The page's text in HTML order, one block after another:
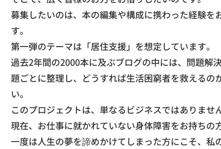
募集したいのは、本の編集や構成に携わった経験を
す。
​第一弾のテーマは「居住支援」を想定しています。
過去2年間の2000本に及ぶブログの中には、 問題解
題ごとに整理し、 どうすれば生活困窮者を救えるの
い。
このプロジェクトは、単なるビジネスではありませ
現在、お仕事に就かれていない身体障害をお持ちの
一度は人生の夢を諦めかけてしまった方にこそ、私